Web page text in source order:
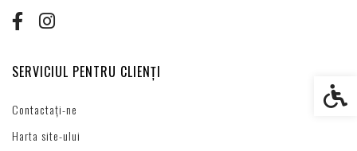
SERVICIUL PENTRU CLIENȚI
Contactați-ne
Harta site-ului
Setări